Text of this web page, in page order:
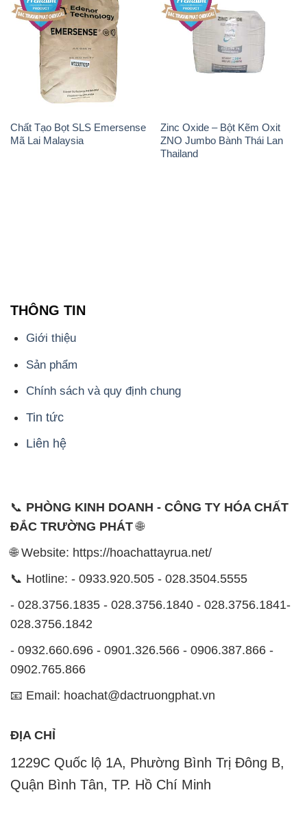
Chất Tạo Bọt SLS Emersense
Mã Lai Malaysia
Zinc Oxide – Bột Kẽm Oxit
ZNO Jumbo Bành Thái Lan
Thailand
THÔNG TIN
Giới thiệu
Sản phẩm
Chính sách và quy định chung
Tin tức
Liên hệ
📞 PHÒNG KINH DOANH - CÔNG TY HÓA CHẤT
ĐẮC TRƯỜNG PHÁT🌐
🌐 Website: https://hoachattayrua.net/
📞 Hotline: - 0933.920.505 - 028.3504.5555
- 028.3756.1835 - 028.3756.1840 - 028.3756.1841-
028.3756.1842
- 0932.660.696 - 0901.326.566 - 0906.387.866 -
0902.765.866
📧 Email: hoachat@dactruongphat.vn
ĐỊA CHỈ
1229C Quốc lộ 1A, Phường Bình Trị Đông B,
Quận Bình Tân, TP. Hồ Chí Minh